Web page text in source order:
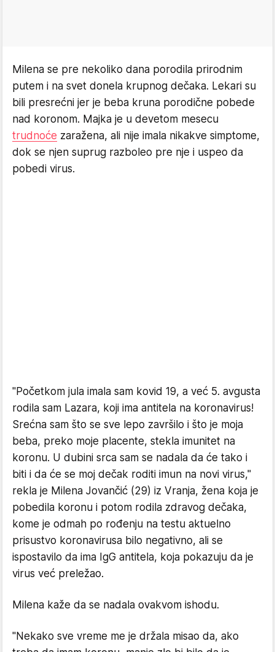
Milena se pre nekoliko dana porodila prirodnim
putem i na svet donela krupnog dečaka. Lekari su
bili presrećni jer je beba kruna porodične pobede
nad koronom. Majka je u devetom mesecu
trudnoće zaražena, ali nije imala nikakve simptome,
dok se njen suprug razboleo pre nje i uspeo da
pobedi virus.
"Početkom jula imala sam kovid 19, a već 5. avgusta
rodila sam Lazara, koji ima antitela na koronavirus!
Srećna sam što se sve lepo završilo i što je moja
beba, preko moje placente, stekla imunitet na
koronu. U dubini srca sam se nadala da će tako i
biti i da će se moj dečak roditi imun na novi virus,"
rekla je Milena Jovančić (29) iz Vranja, žena koja je
pobedila koronu i potom rodila zdravog dečaka,
kome je odmah po rođenju na testu aktuelno
prisustvo koronavirusa bilo negativno, ali se
ispostavilo da ima IgG antitela, koja pokazuju da je
virus već preležao.
Milena kaže da se nadala ovakvom ishodu.
"Nekako sve vreme me je držala misao da, ako